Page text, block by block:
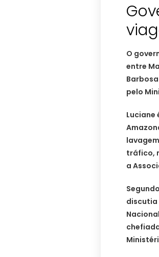
O
entre
pelo
Luciane
tráfico,
a
discutia